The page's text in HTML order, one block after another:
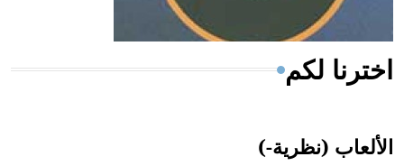
اخترنا لكم
الألعاب (نظرية-)